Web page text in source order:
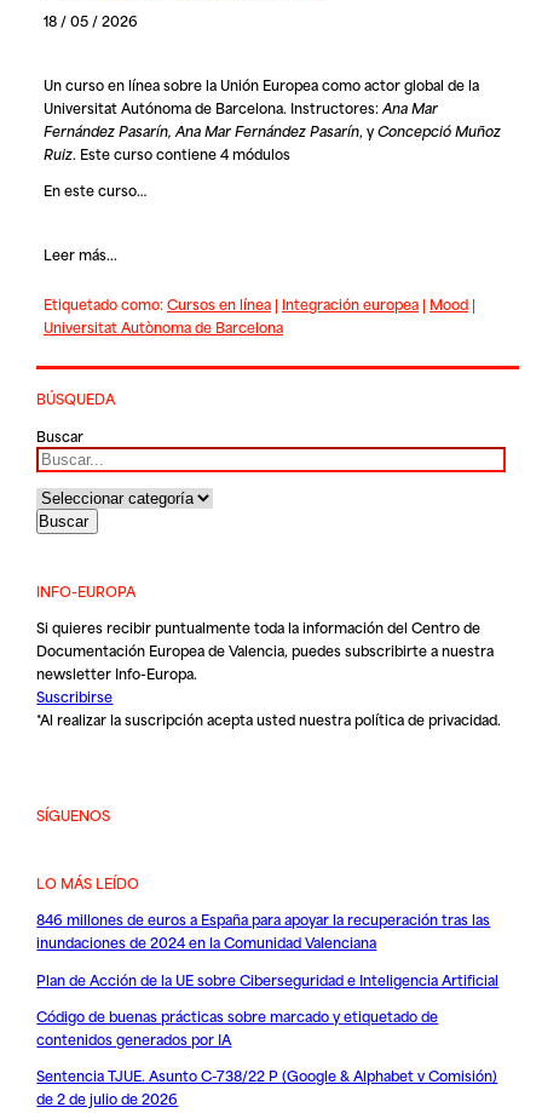
18 / 05 / 2026
Un curso en línea sobre la Unión Europea como actor global de la
Universitat Autónoma de Barcelona. Instructores:Ana Mar
Fernández Pasarín, Ana Mar Fernández Pasarín, yConcepció Muñoz
Ruiz. Este curso contiene 4 módulos
En este curso…
Leer más...
Etiquetado como:Cursos en línea| Integración europea| Mood|
Universitat Autònoma de Barcelona
BÚSQUEDA
Buscar
INFO-EUROPA
Si quieres recibir puntualmente toda la información del Centro de
Documentación Europea de Valencia, puedes subscribirte a nuestra
newsletter Info-Europa.
Suscribirse
*Al realizar la suscripción acepta usted nuestrapolítica de privacidad.
SÍGUENOS
LO MÁS LEÍDO
846 millones de euros a España para apoyar la recuperación tras las
inundaciones de 2024 en la Comunidad Valenciana
Plan de Acción de la UE sobre Ciberseguridad e Inteligencia Artificial
Código de buenas prácticas sobre marcado y etiquetado de
contenidos generados por IA
Sentencia TJUE. Asunto C-738/22 P (Google & Alphabet v Comisión)
de 2 de julio de 2026